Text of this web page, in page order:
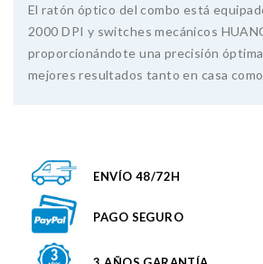
El ratón óptico del combo está
2000 DPI y switches mecánicos
proporcionándote una precisión
mejores resultados tanto en casa
ENVÍO 48/72H
PAGO SEGURO